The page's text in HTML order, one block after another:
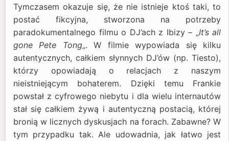
Tymczasem okazuje się, że nie istnieje ktoś taki, to
postać fikcyjna, stworzona na potrzeby
paradokumentalnego filmu o DJ’ach z Ibizy – „It’s all
gone Pete Tong„. W filmie wypowiada się kilku
autentycznych, całkiem słynnych DJ’ów (np. Tiesto),
którzy opowiadają o relacjach z naszym
nieistniejącym bohaterem. Dzięki temu Frankie
powstał z cyfrowego niebytu i dla wielu internautów
stał się całkiem żywą i autentyczną postacią, której
bronią w licznych dyskusjach na forach. Zabawne? W
tym przypadku tak. Ale udowadnia, jak łatwo jest